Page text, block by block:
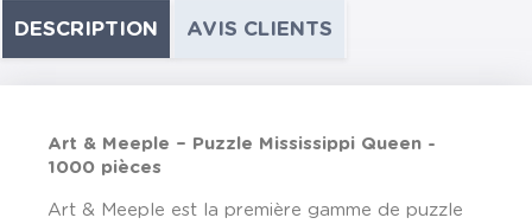
DESCRIPTION AVIS CLIENTS
Art & Meeple – Puzzle Mississippi Queen -
1000 pièces
Art & Meeple est la première gamme de puzzle